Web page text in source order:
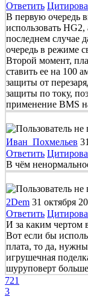
Ответить
В первую очередь
использовать
последнем случае
очередь в режиме
Второй момент,
ставить ее на 100
защиты от
защиты по току,
применение BMS
Иван_Похмельев
Ответить
В чём
2Dem 31 октября
Ответить
И за каким чертом
Вот если бы
плата, то да,
игрушечная
шуруповерт
721
3